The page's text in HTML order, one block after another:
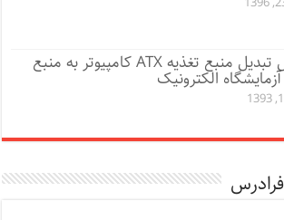
آموزش تبدیل منبع تغذیه ATX کامپیوتر به منبع
الکترونیک